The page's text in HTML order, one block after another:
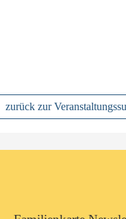
zurück zur